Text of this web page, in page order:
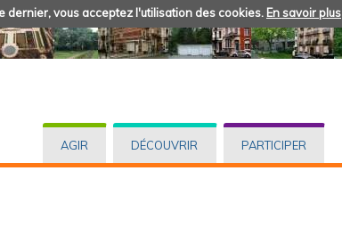
dernier, vous acceptez l'utilisation des cookies. En savoir plus
AGIR DÉCOUVRIR PARTICIPER